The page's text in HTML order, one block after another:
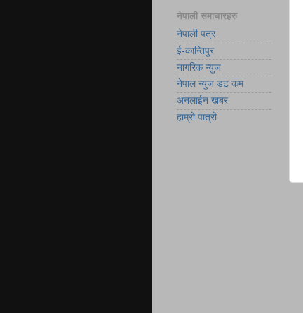
नेपाली समाचारहरु
नेपाली पत्र
ई-कान्तिपुर
नागरिक न्युज
नेपाल न्युज डट कम
अनलाईन खबर
हाम्रो पात्रो